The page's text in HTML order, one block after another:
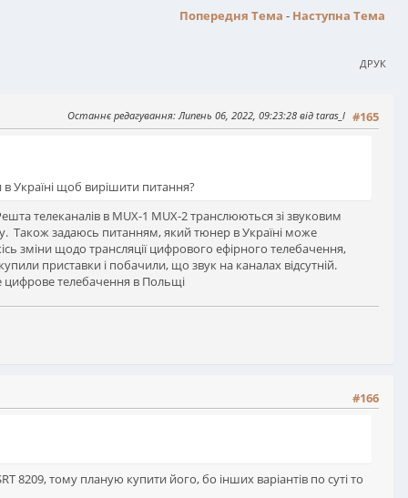
Попередня Тема - Наступна Тема
ДРУК
#165
Останнє редагування: Липень 06, 2022, 09:23:28 від taras_l
Україні щоб вирішити питання?
телеканалів в MUX-1 MUX-2 транслюються зі звуковим
Також задаюсь питанням, який тюнер в Україні може
зміни щодо трансляції цифрового ефірного телебачення,
приставки і побачили, що звук на каналах відсутній.
телебачення в Польщі
#166
8209, тому планую купити його, бо інших варіантів по суті то